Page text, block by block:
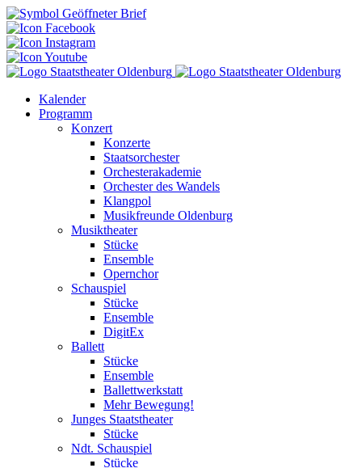
Kalender
Programm
Konzert
Konzerte
Staatsorchester
Orchesterakademie
Orchester des Wandels
Klangpol
Musikfreunde Oldenburg
Musiktheater
Stücke
Ensemble
Opernchor
Schauspiel
Stücke
Ensemble
DigitEx
Ballett
Stücke
Ensemble
Ballettwerkstatt
Mehr Bewegung!
Junges Staatstheater
Stücke
Ndt. Schauspiel
Stücke